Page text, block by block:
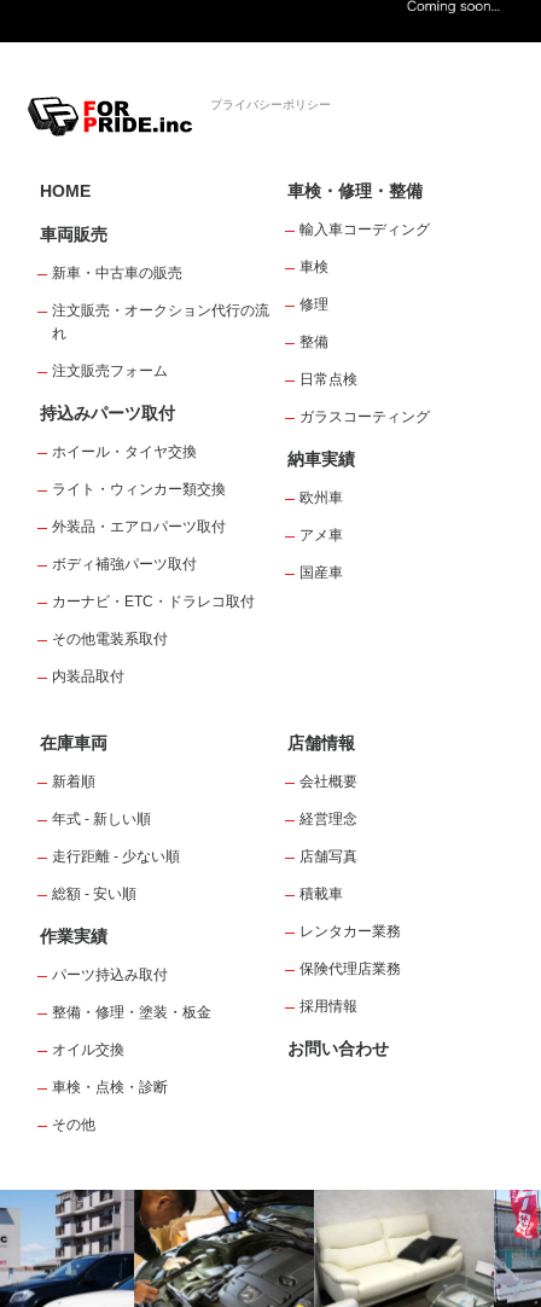
プライバシーポリシー
HOME
車両販売
新車・中古車の販売
注文販売・オークション代行の流
れ
注文販売フォーム
持込みパーツ取付
ホイール・タイヤ交換
ライト・ウィンカー類交換
外装品・エアロパーツ取付
ボディ補強パーツ取付
カーナビ・ETC・ドラレコ取付
その他電装系取付
内装品取付
車検・修理・整備
輸入車コーディング
車検
修理
整備
日常点検
ガラスコーティング
納車実績
欧州車
アメ車
国産車
在庫車両
新着順
年式 - 新しい順
走行距離 - 少ない順
総額 - 安い順
作業実績
パーツ持込み取付
整備・修理・塗装・板金
オイル交換
車検・点検・診断
その他
店舗情報
会社概要
経営理念
店舗写真
積載車
レンタカー業務
保険代理店業務
採用情報
お問い合わせ